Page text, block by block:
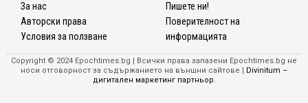
За нас
Авторски права
Условия за ползване
Пишете ни!
Поверителност на
информацията
Copyright © 2024 Epochtimes.bg | Всички права запазени Epochtimes.bg не
носи отговорност за съдържанието на външни сайтове |
Divinitum –
дигитален маркетинг партньор.